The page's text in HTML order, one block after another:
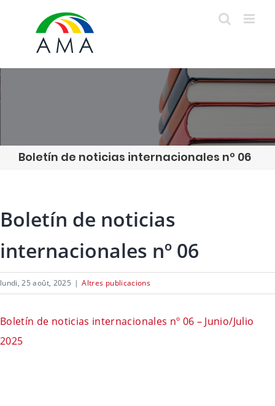
content
Boletín de noticias internacionales nº 06
Boletín de noticias
internacionales nº 06
lundi, 25 août, 2025 | Altres publicacions
Boletín de noticias internacionales nº 06 – Junio/Julio
2025